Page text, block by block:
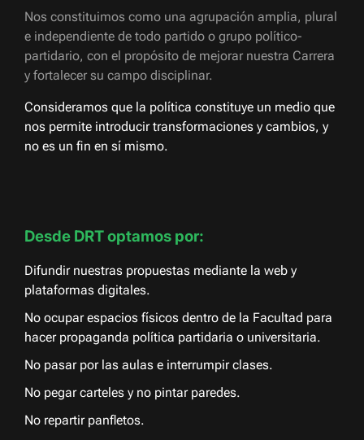
Nos constituimos como una agrupación amplia, plural
e independiente de todo partido o grupo político-
partidario, con el propósito de mejorar nuestra Carrera
y fortalecer su campo disciplinar.
Consideramos que la política constituye un medio que
nos permite introducir transformaciones y cambios, y
no es un fin en sí mismo.
Desde DRT optamos por:
Difundir nuestras propuestas mediante la web y
plataformas digitales.
No ocupar espacios físicos dentro de la Facultad para
hacer propaganda política partidaria o universitaria.
No pasar por las aulas e interrumpir clases.
No pegar carteles y no pintar paredes.
No repartir panfletos.